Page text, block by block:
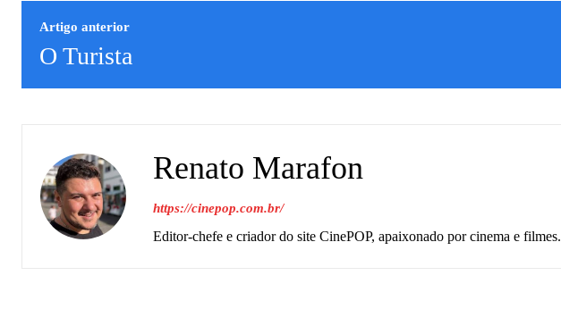
Artigo anterior
O Turista
Renato Marafon
https://cinepop.com.br/
Editor-chefe e criador do site CinePOP, apaixonado por cinema e filmes.